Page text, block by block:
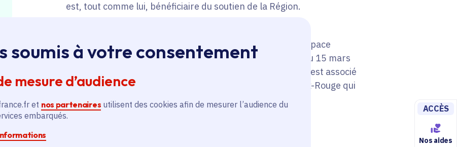
soumis à votre consentement
mesure d’audience
et nos partenaires utilisent des cookies afin de mesurer l’audience du
embarqués.
ACCÈS
Nos aides
est, tout comme lui, bénéficiaire du soutien de la Région.
Pour sa 27e édition, cet événement littéraire se tient à l'espace
Olympe-de-Gouges, à Saint-Germain-lès-Arpajon, du 29 au 15 mars
2026, sur le thème de la couleur rouge et de tout ce qui lui est associé
(passion, colère, la pomme empoisonnée du conte, la Croix-Rouge qui
sauve des vies...).